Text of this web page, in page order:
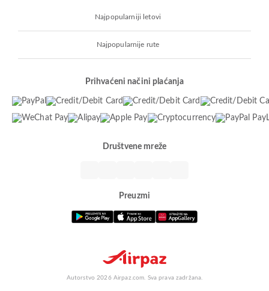
Najpopularniji letovi
Najpopularnije rute
Prihvaćeni načini plaćanja
Društvene mreže
Preuzmi
Autorstvo 2026 Airpaz.com. Sva prava zadržana.